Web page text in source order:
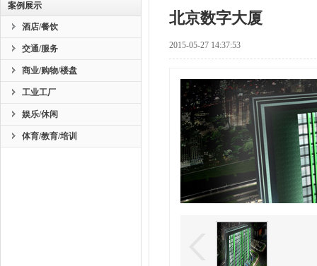
案例展示
酒店/餐饮
交通/服务
商业/购物/楼盘
工业工厂
娱乐/休闲
体育/教育/培训
北京数字大厦
2015-05-27 14:37:53